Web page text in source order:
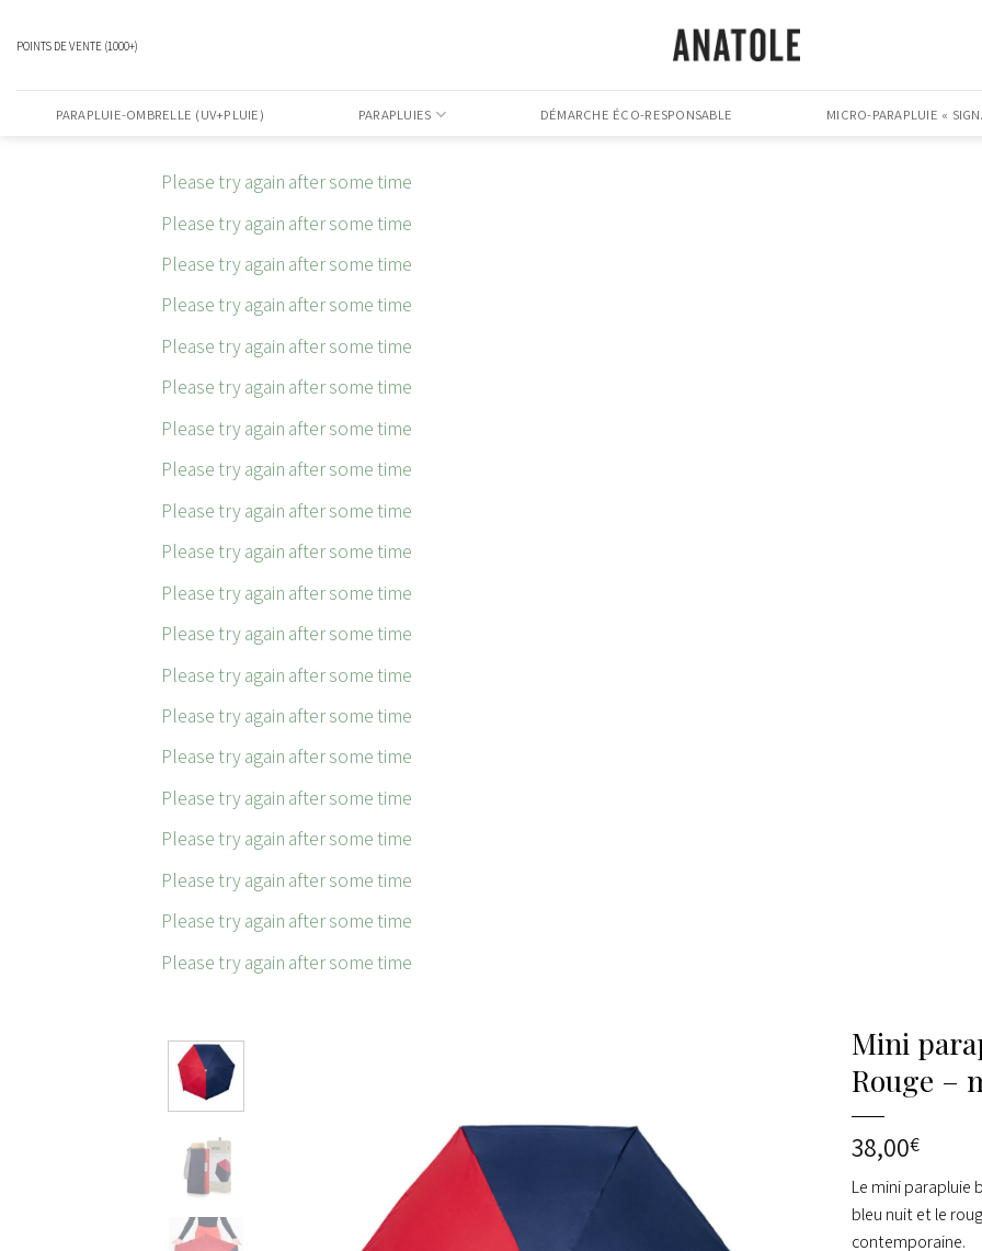
POINTS DE VENTE (1000+)
PARAPLUIE-OMBRELLE (UV+PLUIE) PARAPLUIES DÉMARCHE ÉCO-RESPONSABLE MICRO-PARAPLUIE «
Please try again after some time
Please try again after some time
Please try again after some time
Please try again after some time
Please try again after some time
Please try again after some time
Please try again after some time
Please try again after some time
Please try again after some time
Please try again after some time
Please try again after some time
Please try again after some time
Please try again after some time
Please try again after some time
Please try again after some time
Please try again after some time
Please try again after some time
Please try again after some time
Please try again after some time
Please try again after some time
Mini
Rouge –
38,00€
Le mini parapluie
bleu nuit et le
contemporaine.